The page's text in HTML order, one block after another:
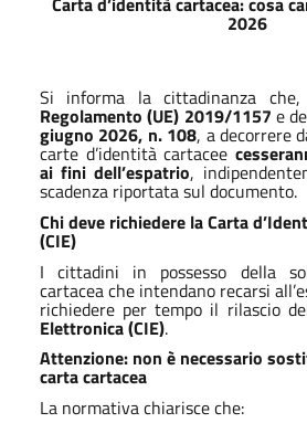
2026
Si informa la cittadinanza
Regolamento (UE) 2019/1157 e
giugno 2026, n. 108, a decorrere
carte d’identità cartacee
ai fini dell’espatrio,
scadenza riportata sul documento.
Chi deve richiedere la Carta
(CIE)
I cittadini in possesso della
cartacea che intendano recarsi
richiedere per tempo il rilascio
Elettronica (CIE).
Attenzione: non è necessario
carta cartacea
La normativa chiarisce che: